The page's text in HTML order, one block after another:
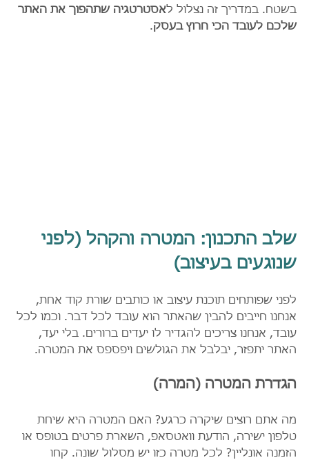
בשטח. במדריך זה נצלול לאסטרטגיה שתהפוך את האתר
שלכם לעובד הכי חרוץ בעסק.
שלב התכנון: המטרה והקהל (לפני
שנוגעים בעיצוב)
לפני שפותחים תוכנת עיצוב או כותבים שורת קוד אחת,
אנחנו חייבים להבין שהאתר הוא עובד לכל דבר. וכמו לכל
עובד, אנחנו צריכים להגדיר לו יעדים ברורים. בלי יעד,
האתר יתפזר, יבלבל את הגולשים ויפספס את המטרה.
הגדרת המטרה (המרה)
מה אתם רוצים שיקרה כרגע? האם המטרה היא שיחת
טלפון ישירה, הודעת וואטסאפ, השארת פרטים בטופס או
הזמנה אונליין? לכל מטרה כזו יש מסלול שונה. קחו